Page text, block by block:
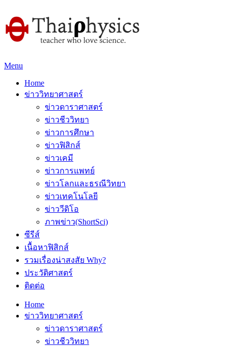
Menu
Home
ข่าววิทยาศาสตร์
ข่าวดาราศาสตร์
ข่าวชีววิทยา
ข่าวการศึกษา
ข่าวฟิสิกส์
ข่าวเคมี
ข่าวการแพทย์
ข่าวโลกและธรณีวิทยา
ข่าวเทคโนโลยี
ข่าววีดิโอ
ภาพข่าว(ShortSci)
ซีรีส์
เนื้อหาฟิสิกส์
รวมเรื่องน่าสงสัย Why?
ประวัติศาสตร์
ติดต่อ
Home
ข่าววิทยาศาสตร์
ข่าวดาราศาสตร์
ข่าวชีววิทยา